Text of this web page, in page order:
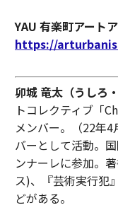
YAU 有楽町アート
https://
卯城 竜太（うしろ
トコレクティブ「
メンバー。（22年
バーとして活動。
ンナーレに参加。
ス)、『芸術実行犯
どがある。